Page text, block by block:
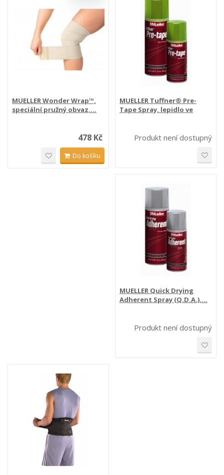
MUELLER Wonder Wrap™,
speciální pružný obvaz,...
478 Kč
Do košíku
MUELLER Tuffner® Pre-
Tape Spray, lepidlo ve
Produkt není dostupný
MUELLER Quick Drying
Adherent Spray (Q.D.A.),...
Produkt není dostupný